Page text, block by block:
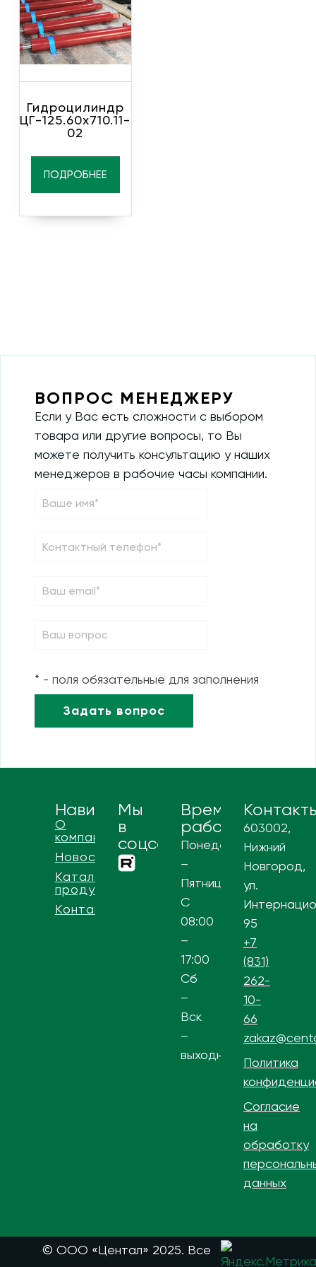
Гидроцилиндр
ЦГ-125.60х710.11-
02
ПОДРОБНЕЕ
ВОПРОС МЕНЕДЖЕРУ
Если у Вас есть сложности с выбором
товара или другие вопросы, то Вы
можете получить консультацию у наших
менеджеров в рабочие часы компании.
* - поля обязательные для заполнения
Навигация
О
компании
Новости
Каталог
продукции
Контакты
Мы
в
соцсетях
Время
работы
Понедельник
–
Пятница
С
08:00
–
17:00
Сб
–
Вск
–
выходной
603002,
Нижний
Новгород,
ул.
95
+7
(831)
262-
10-
66
Политика
Согласие
на
обработку
данных
© ООО «Центал» 2025. Все